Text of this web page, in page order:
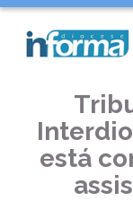
TRIBUNAL
ESTÁ COM VAGA
está